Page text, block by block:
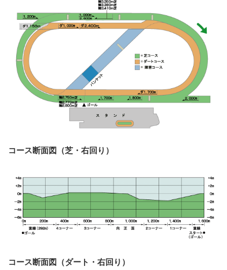
コース断面図（芝・右回り）
コース断面図（ダート・右回り）